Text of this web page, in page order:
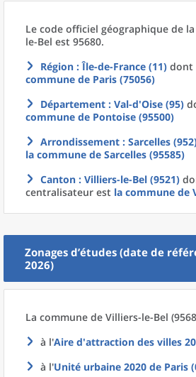
Le code officiel géographique de la
le-Bel est 95680.
Région : Île-de-France (11) dont
commune de Paris (75056)
Département : Val-d'Oise (95)
commune de Pontoise (95500)
Arrondissement : Sarcelles
la commune de Sarcelles (95585)
Canton : Villiers-le-Bel (9521)
centralisateur est la commune de
Zonages d’études (date de
2026)
La commune de Villiers-le-Bel
à l'Aire d'attraction des villes
à l'Unité urbaine 2020 de Paris